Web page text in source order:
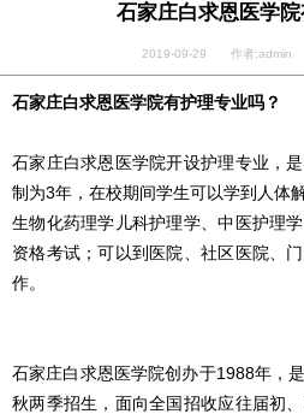
石家庄白求恩医学
2019-09-29 作者:admin
石家庄白求恩医学院有护理专业吗？
石家庄白求恩医学院开设护理专业，
制为3年，在校期间学生可以学到 人体
生物化药理学 儿科护理学、中医护理学
资格考试；可以到医院、社区医院、
作。
石家庄白求恩医学院创办于1988年，
秋两季招生，面向全国招收应往届初